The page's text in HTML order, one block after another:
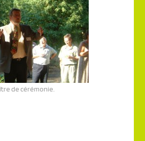
de cérémonie.